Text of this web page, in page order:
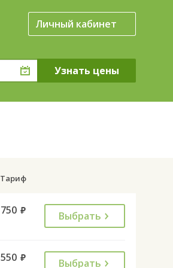
Личный кабинет
Тариф
750 руб. Выбрать
550 руб. Выбрать